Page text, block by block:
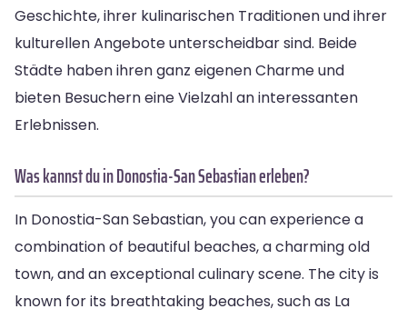
Geschichte, ihrer kulinarischen Traditionen und ihrer
kulturellen Angebote unterscheidbar sind. Beide
Städte haben ihren ganz eigenen Charme und
bieten Besuchern eine Vielzahl an interessanten
Erlebnissen.
Was kannst du in Donostia-San Sebastian erleben?
In Donostia-San Sebastian, you can experience a
combination of beautiful beaches, a charming old
town, and an exceptional culinary scene. The city is
known for its breathtaking beaches, such as La